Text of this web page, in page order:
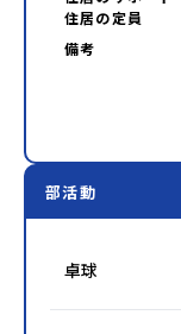
住居の定員
備考
部活動
卓球